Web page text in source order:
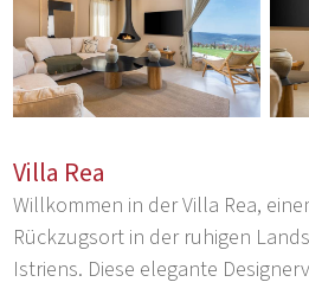
Villa Rea
Willkommen in der Villa Rea,
Rückzugsort in der ruhigen
Istriens. Diese elegante